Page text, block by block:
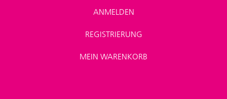
ANMELDEN
REGISTRIERUNG
MEIN WARENKORB